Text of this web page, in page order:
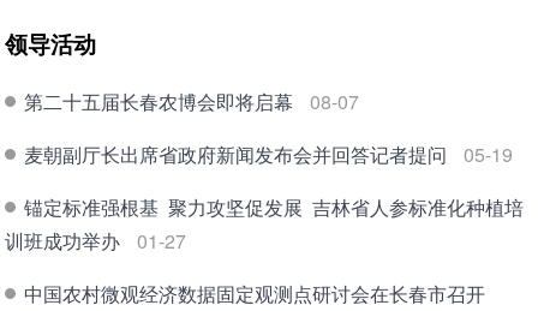
领导活动
第二十五届长春农博会即将启幕
08-07
麦朝副厅长出席省政府新闻发布会并回答记者提问
05-19
锚定标准强根基 聚力攻坚促发展 吉林省人参标准化种植培
训班成功举办
01-27
中国农村微观经济数据固定观测点研讨会在长春市召开